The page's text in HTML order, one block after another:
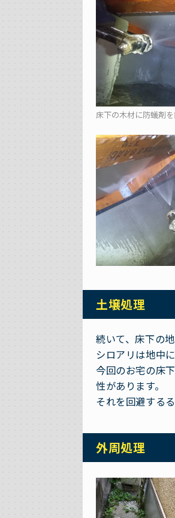
床下の木材に防蟻剤
土壌処理
続いて、床下の
シロアリは地中
今回のお宅の床
性があります。
それを回避する
外周処理